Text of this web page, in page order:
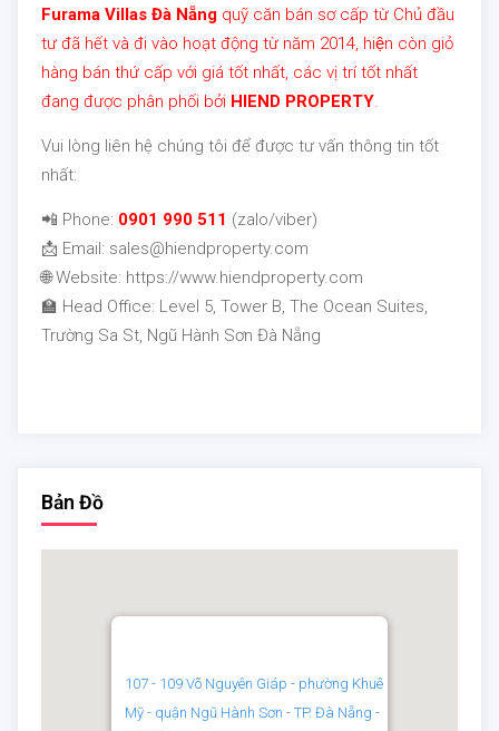
Furama Villas Đà Nẵng quỹ căn bán sơ cấp từ Chủ đầu
tư đã hết và đi vào hoạt động từ năm 2014, hiện còn giỏ
hàng bán thứ cấp với giá tốt nhất, các vị trí tốt nhất
đang được phân phối bởi HIEND PROPERTY.
Vui lòng liên hệ chúng tôi để được tư vấn thông tin tốt
nhất:
📲 Phone: 0901 990 511 (zalo/viber)
📩 Email: sales@hiendproperty.com
🌐 Website: https://www.hiendproperty.com
🏫 Head Office: Level 5, Tower B, The Ocean Suites,
Trường Sa St, Ngũ Hành Sơn Đà Nẵng
Bản Đồ
107 - 109 Võ Nguyên Giáp - phường Khuê
Mỹ - quận Ngũ Hành Sơn - TP. Đà Nẵng -